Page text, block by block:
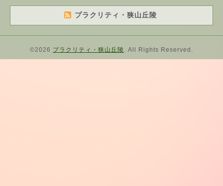
プラクリティ・狭山丘陵
©2026 プラクリティ・狭山丘陵 . All Rights Reserved.